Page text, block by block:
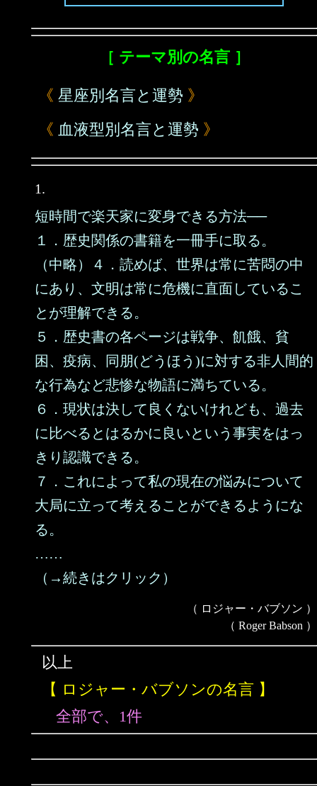
［ テーマ別の名言 ］
《 星座別名言と運勢 》
《 血液型別名言と運勢 》
1.
短時間で楽天家に変身できる方法──
１．歴史関係の書籍を一冊手に取る。
（中略）４．読めば、世界は常に苦悶の中
にあり、文明は常に危機に直面しているこ
とが理解できる。
５．歴史書の各ページは戦争、飢餓、貧
困、疫病、同朋(どうほう)に対する非人間的
な行為など悲惨な物語に満ちている。
６．現状は決して良くないけれども、過去
に比べるとはるかに良いという事実をはっ
きり認識できる。
７．これによって私の現在の悩みについて
大局に立って考えることができるようにな
る。
……
（→続きはクリック）
（ ロジャー・バブソン ）
（ Roger Babson ）
以上
【 ロジャー・バブソンの名言 】
全部で、1件